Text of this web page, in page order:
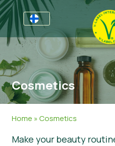
Yrityksille
Tietoa yrityksille
V-Label Webinars
Sektorit
Yleistä Tietoa
FAQ
Cosmetics
Home »Cosmetics
Make your beauty